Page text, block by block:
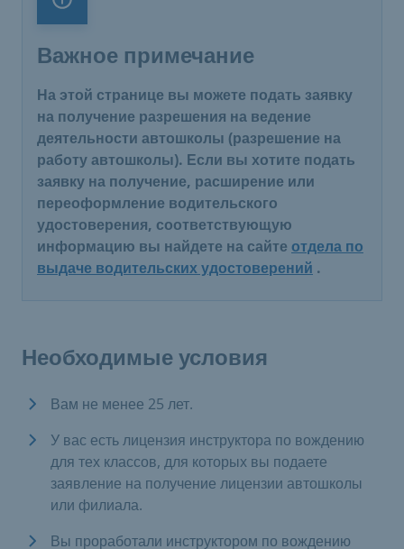
Важное примечание
Важное примечание
На этой странице вы можете подать заявку
на получение разрешения на ведение
деятельности автошколы (разрешение на
работу автошколы). Если вы хотите подать
заявку на получение, расширение или
переоформление водительского
удостоверения, соответствующую
информацию вы найдете на сайте отдела по
выдаче водительских удостоверений .
Необходимые условия
Вам не менее 25 лет.
У вас есть лицензия инструктора по вождению
для тех классов, для которых вы подаете
заявление на получение лицензии автошколы
или филиала.
Вы проработали инструктором по вождению